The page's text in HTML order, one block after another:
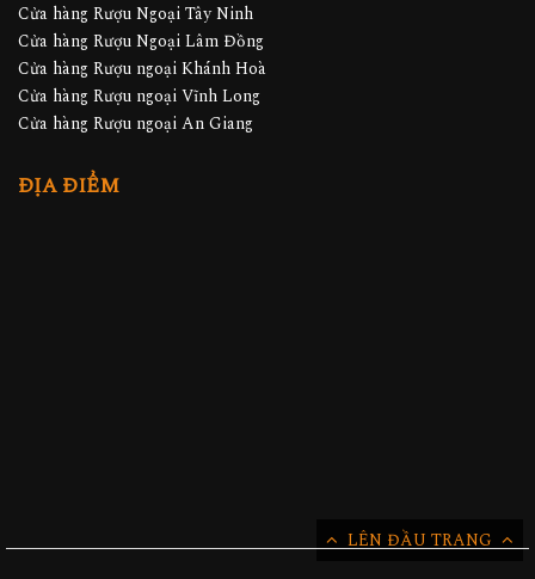
LÊN ĐẦU TRANG
Cửa hàng Rượu Ngoại Tây Ninh
Cửa hàng Rượu Ngoại Lâm Đồng
Cửa hàng Rượu ngoại Khánh Hoà
Cửa hàng Rượu ngoại Vĩnh Long
Cửa hàng Rượu ngoại An Giang
ĐỊA ĐIỂM